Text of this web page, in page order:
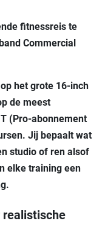
fitnessreis te
Commercial
het grote 16-inch
de meest
(Pro-abonnement
Jij bepaalt wat
studio of ren alsof
elke training een
realistische